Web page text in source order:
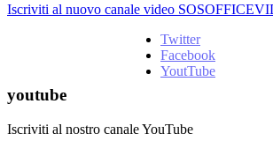
Iscriviti al nuovo canale video
Twitter
Facebook
YoutTube
youtube
Iscriviti al nostro canale YouTube